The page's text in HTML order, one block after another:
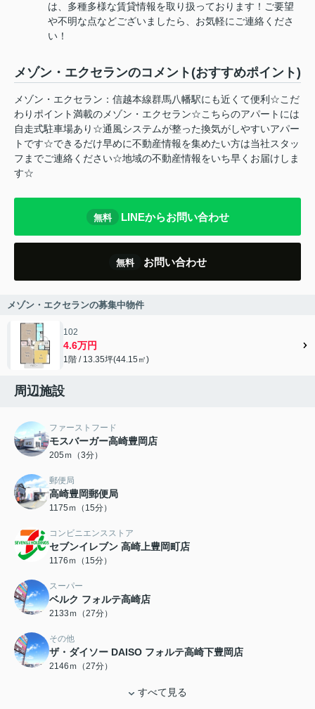
は、多種多様な賃貸情報を取り扱っております！ご要望
や不明な点などございましたら、お気軽にご連絡くださ
い！
メゾン・エクセランのコメント(おすすめポイント)
メゾン・エクセラン：信越本線群馬八幡駅にも近くて便利☆こだ
わりポイント満載のメゾン・エクセラン☆こちらのアパートには
自走式駐車場あり☆通風システムが整った換気がしやすいアパー
トです☆できるだけ早めに不動産情報を集めたい方は当社スタッ
フまでご連絡ください☆地域の不動産情報をいち早くお届けしま
す☆
無料 LINEからお問い合わせ
無料 お問い合わせ
メゾン・エクセランの募集中物件
102
4.6万円
1階 / 13.35坪(44.15㎡)
周辺施設
ファーストフード
モスバーガー高崎豊岡店
205ｍ（3分）
郵便局
高崎豊岡郵便局
1175ｍ（15分）
コンビニエンスストア
セブンイレブン 高崎上豊岡町店
1176ｍ（15分）
スーパー
ベルク フォルテ高崎店
2133ｍ（27分）
その他
ザ・ダイソー DAISO フォルテ高崎下豊岡店
2146ｍ（27分）
すべて見る